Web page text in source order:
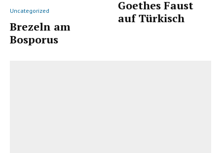
Uncategorized
Brezeln am
Bosporus
Goethes Faust
auf Türkisch